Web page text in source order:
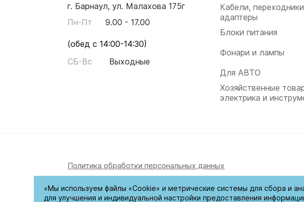
г. Барнаул, ул. Малахова 175г
Пн-Пт
9.00 - 17.00
(обед с 14:00-14:30)
СБ-Вс
Выходные
Кабели,
адаптеры
Блоки питания
Фонари и лампы
Для АВТО
Хозяйственные
электрика и
Политика обработки персональных данных
«Мы используем файлы «Cookie» и метрические системы для сбора и
для улучшения и индивидуальной настройки предоставления